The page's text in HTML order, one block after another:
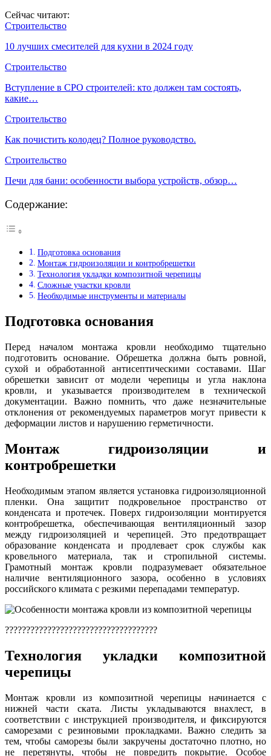
Сейчас читают:
Строительство
10 лучших смесителей для кухни в 2024 году
Строительство
Вступление в СРО строителей: кто должен там состоять,
какие…
Строительство
Как почистить колодец? Полное руководство.
Строительство
Печи для бани: особенности выбора устройств, обзор…
Содержание:
Подготовка основания
Монтаж гидроизоляции и контробрешетки
Технология укладки композитной черепицы
Сложные участки кровли
Необходимые инструменты и материалы
Подготовка основания
Перед началом монтажа кровли необходимо тщательно
подготовить основание. Обрешетка должна быть ровной,
сухой и обработанной антисептическими составами. Шаг
обрешетки зависит от модели черепицы и угла наклона
кровли, и указывается производителем в технической
документации. Важно помнить, что даже незначительные
отклонения от рекомендуемых параметров могут привести к
деформации листов и нарушению герметичности.
Монтаж гидроизоляции и
контробрешетки
Необходимым этапом является установка гидроизоляционной
пленки. Она защитит подкровельное пространство от
конденсата и протечек. Поверх гидроизоляции монтируется
контробрешетка, обеспечивающая вентиляционный зазор
между гидроизоляцией и черепицей. Это предотвращает
образование конденсата и продлевает срок службы как
кровельного материала, так и стропильной системы.
Грамотный монтаж кровли подразумевает обязательное
наличие вентиляционного зазора, особенно в условиях
российского климата с резкими перепадами температур.
????????????????????????????????????
Технология укладки композитной
черепицы
Монтаж кровли из композитной черепицы начинается с
нижней части ската. Листы укладываются внахлест, в
соответствии с инструкцией производителя, и фиксируются
саморезами с резиновыми прокладками. Важно следить за
тем, чтобы саморезы были закручены достаточно плотно, но
не перетянуты, чтобы не повредить покрытие. Особое